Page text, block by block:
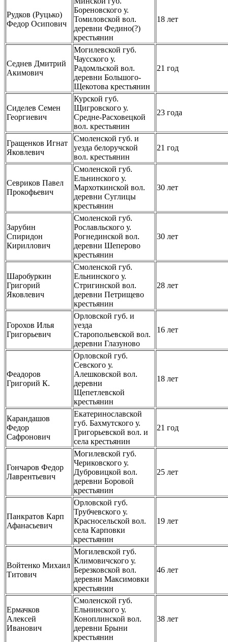
Рудков (Руцько)
Федор Осипович
Бореновского у.
Томиловской вол.
деревни Федино(?)
крестьянин
18 лет
Седнев Дмитрий
Акимович
Могилевской губ.
Чаусского у.
Радомльской вол.
деревни Большого-
Щекотова крестьянин
21 год
Сиделев Семен
Георгиевич
Курской губ.
Щигровского у.
Средне-Расховецкой
вол. крестьянин
23 года
Гращенков Игнат
Яковлевич
Смоленской губ. и
уезда белоручской
вол. крестьянин
21 год
Севриков Павел
Прокофьевич
Смоленской губ.
Ельнинского у.
Мархоткинской вол.
деревни Суглицы
крестьянин
30 лет
Зарубин
Спиридон
Кириллович
Смоленской губ.
Рославльского у.
Рогнединской вол.
деревни Шеперово
крестьянин
30 лет
Шаробуркин
Григорий
Яковлевич
Смоленской губ.
Ельнинского у.
Стригинской вол.
деревни Петрищево
крестьянин
28 лет
Горохов Илья
Григорьевич
Орловской губ. и
уезда
Старопольевской вол.
деревни Глазуново
16 лет
Феадоров
Григорий К.
Орловской губ.
Севского у.
Алешковской вол.
деревни
Щепетлевской
крестьянин
18 лет
Карандашов
Федор
Сафронович
Екатеринославской
губ. Бахмутского у.
Григорьевской вол. и
села крестьянин
21 год
Гончаров Федор
Лаврентьевич
Могилевской губ.
Чериковского у.
Дубровицкой вол.
деревни Боровой
крестьянин
25 лет
Панкратов Карп
Афанасьевич
Орловской губ.
Трубчевского у.
Красносельской вол.
села Карповки
крестьянин
19 лет
Войтенко Михаил
Титович
Могилевской губ.
Климовичского у.
Березковской вол.
деревни Максимовки
крестьянин
46 лет
Ермачков
Алексей
Иванович
Смоленской губ.
Ельнинского у.
Коноплинской вол.
деревни Брыни
крестьянин
38 лет